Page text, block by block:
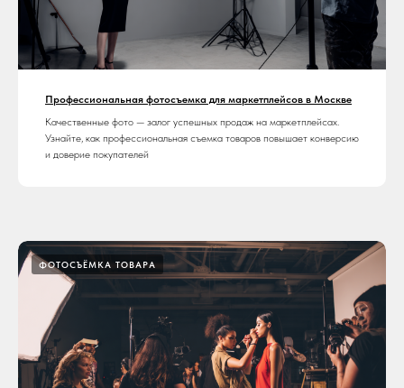
Профессиональная фотосъемка для маркетплейсов в Москве
Качественные фото — залог успешных продаж на маркетплейсах.
Узнайте, как профессиональная съемка товаров повышает конверсию
и доверие покупателей
ФОТОСЪЁМКА ТОВАРА